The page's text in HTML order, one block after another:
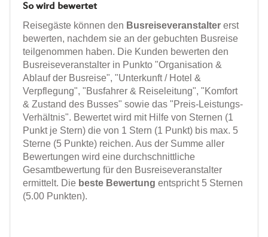
So wird bewertet
Reisegäste können den Busreiseveranstalter erst
bewerten, nachdem sie an der gebuchten Busreise
teilgenommen haben. Die Kunden bewerten den
Busreiseveranstalter in Punkto "Organisation &
Ablauf der Busreise", "Unterkunft / Hotel &
Verpflegung", "Busfahrer & Reiseleitung", "Komfort
& Zustand des Busses" sowie das "Preis-Leistungs-
Verhältnis". Bewertet wird mit Hilfe von Sternen (1
Punkt je Stern) die von 1 Stern (1 Punkt) bis max. 5
Sterne (5 Punkte) reichen. Aus der Summe aller
Bewertungen wird eine durchschnittliche
Gesamtbewertung für den Busreiseveranstalter
ermittelt. Die beste Bewertung entspricht 5 Sternen
(5.00 Punkten).